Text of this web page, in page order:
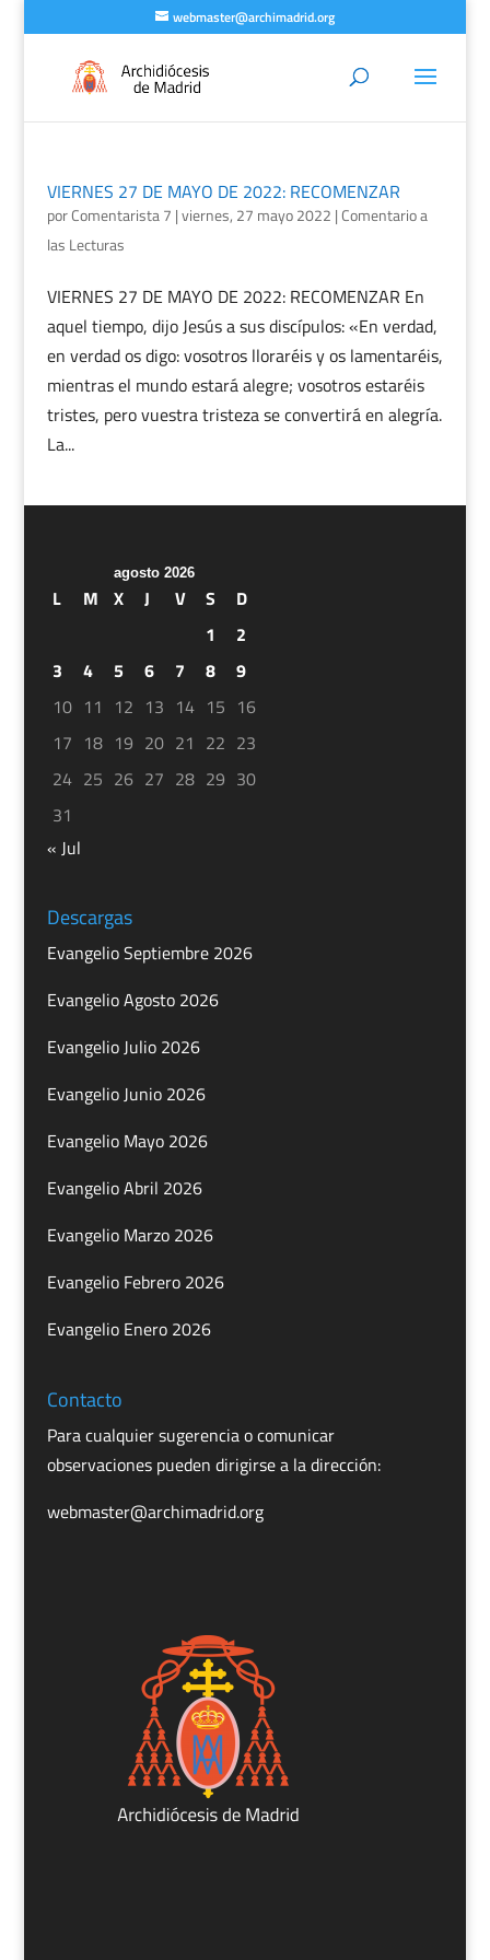
webmaster@archimadrid.org
VIERNES 27 DE MAYO DE 2022: RECOMENZAR
porComentarista 7 |viernes, 27 mayo 2022 |Comentario a
las Lecturas
VIERNES 27 DE MAYO DE 2022: RECOMENZAR En
aquel tiempo, dijo Jesús a sus discípulos: «En verdad,
en verdad os digo: vosotros lloraréis y os lamentaréis,
mientras el mundo estará alegre; vosotros estaréis
tristes, pero vuestra tristeza se convertirá en alegría.
La...
agosto 2026
L M X J V S
D
1
2
3
4 5 6 7 8
9
10 11 12 13 14 15 16
17 18 19 20 21 22 23
24 25 26 27 28 29 30
31
« Jul
Descargas
Evangelio Septiembre 2026
Evangelio Agosto 2026
Evangelio Julio 2026
Evangelio Junio 2026
Evangelio Mayo 2026
Evangelio Abril 2026
Evangelio Marzo 2026
Evangelio Febrero 2026
Evangelio Enero 2026
Contacto
Para cualquier sugerencia o comunicar
observaciones pueden dirigirse a la dirección:
webmaster@archimadrid.org